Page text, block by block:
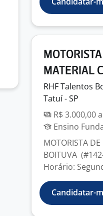
MATERIAL
RHF Talentos
Tatuí - SP
R$ 3.000,00
Ensino
MOTORISTA
BOITUVA
Horário:
Candidatar-